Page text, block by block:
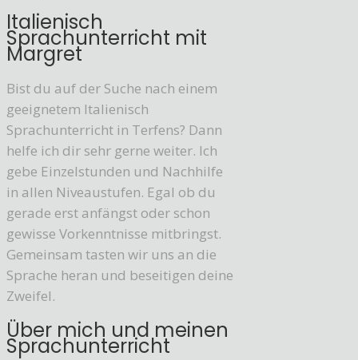
Italienisch
Sprachunterricht mit
Margret
Bist du auf der Suche nach einem
geeignetem Italienisch
Sprachunterricht in Terfens? Dann
helfe ich dir sehr gerne weiter. Ich
gebe Einzelstunden und Nachhilfe
in allen Niveaustufen. Egal ob du
gerade erst anfängst oder schon
gewisse Vorkenntnisse mitbringst.
Gemeinsam tasten wir uns an die
Sprache heran und beseitigen deine
Zweifel.
Über mich und meinen
Sprachunterricht